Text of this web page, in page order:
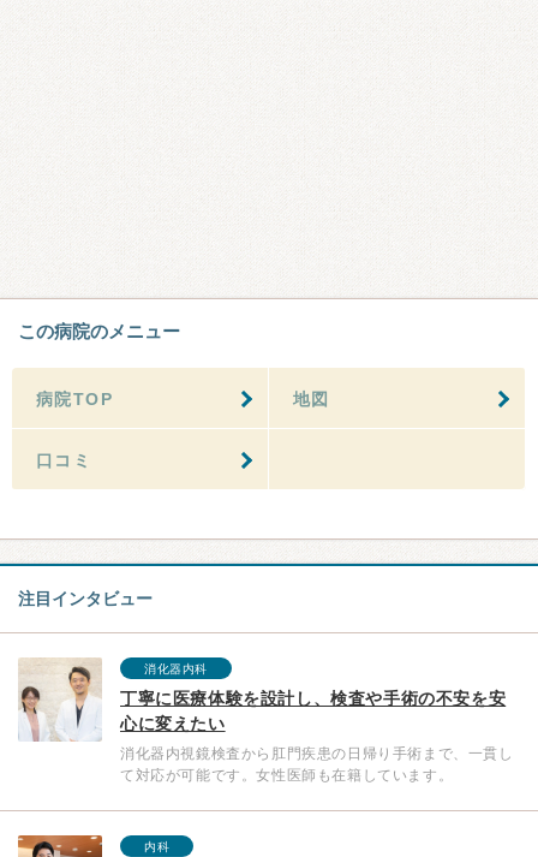
この病院のメニュー
病院TOP 地図
口コミ
注目インタビュー
消化器内科
丁寧に医療体験を設計し、検査や手術の不安を安
心に変えたい
消化器内視鏡検査から肛門疾患の日帰り手術まで、一貫し
て対応が可能です。女性医師も在籍しています。
内科